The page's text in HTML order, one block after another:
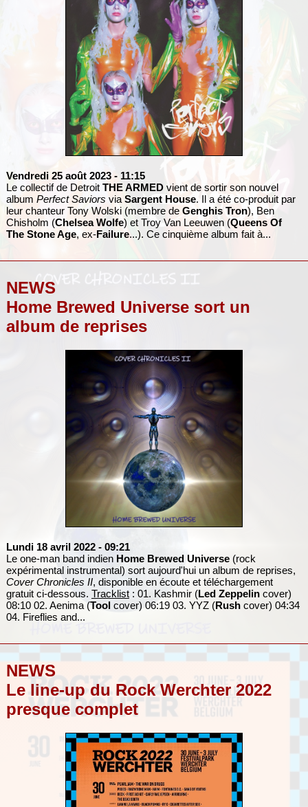
Vendredi 25 août 2023 - 11:15
Le collectif de Detroit THE ARMEDvient de sortir son nouvel
album Perfect Saviors via Sargent House. Il a été co-produit par
leur chanteur Tony Wolski (membre de Genghis Tron), Ben
Chisholm (Chelsea Wolfe) et Troy Van Leeuwen (Queens Of
The Stone Age, ex-Failure...). Ce cinquième album fait à...
NEWS
Home Brewed Universe sort un
album de reprises
Lundi 18 avril 2022 - 09:21
Le one-man band indien Home Brewed Universe(rock
expérimental instrumental) sort aujourd'hui un album de reprises,
Cover Chronicles II, disponible en écoute et téléchargement
gratuit ci-dessous. Tracklist: 01. Kashmir (Led Zeppelincover)
08:10 02. Aenima (Toolcover) 06:19 03. YYZ (Rushcover) 04:34
04. Fireflies and...
NEWS
Le line-up du Rock Werchter 2022
presque complet